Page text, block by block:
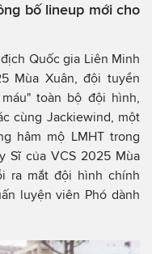
bố lineup mới cho
Quốc gia Liên Minh
Mùa Xuân, đội tuyển
toàn bộ đội hình,
cùng Jackiewind, một
hâm mộ LMHT trong
Sĩ của VCS 2025 Mùa
ra mắt đội hình chính
luyện viên Phó dành